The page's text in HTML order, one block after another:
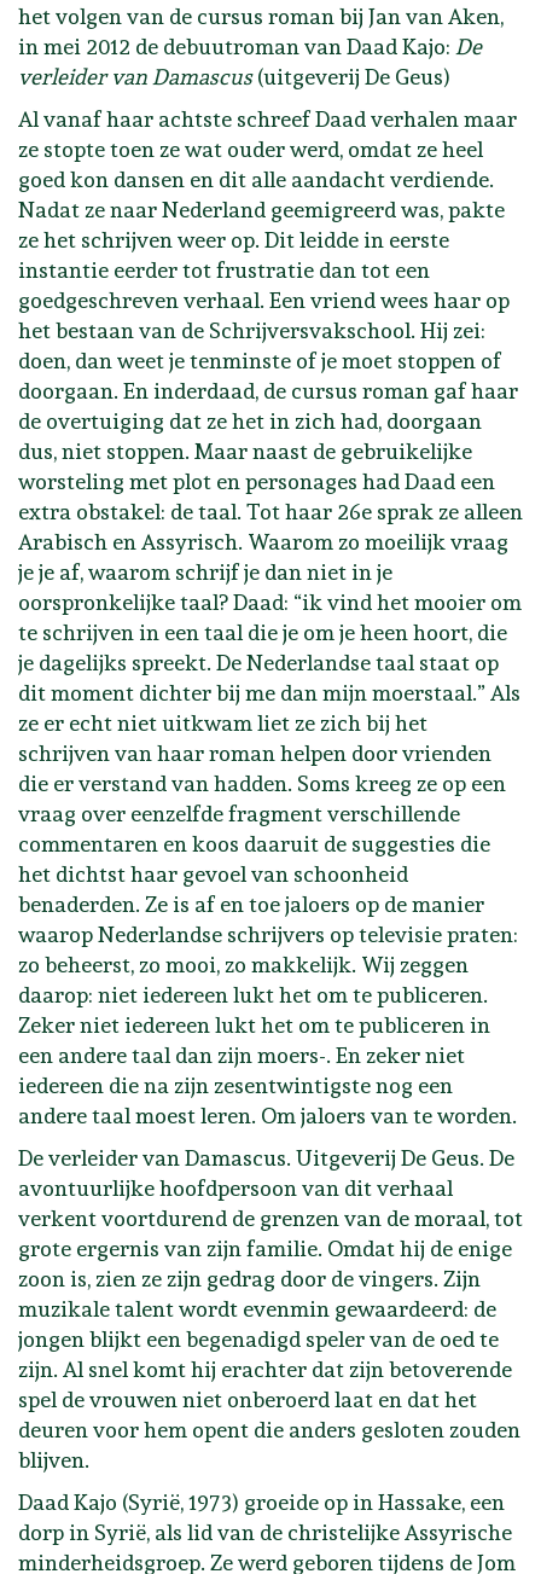
het volgen van de cursus roman bij Jan van Aken,
in mei 2012 de debuutroman van Daad Kajo: De
verleider van Damascus(uitgeverij De Geus)
Al vanaf haar achtste schreef Daad verhalen maar
ze stopte toen ze wat ouder werd, omdat ze heel
goed kon dansen en dit alle aandacht verdiende.
Nadat ze naar Nederland geemigreerd was, pakte
ze het schrijven weer op. Dit leidde in eerste
instantie eerder tot frustratie dan tot een
goedgeschreven verhaal. Een vriend wees haar op
het bestaan van de Schrijversvakschool. Hij zei:
doen, dan weet je tenminste of je moet stoppen of
doorgaan. En inderdaad, de cursus roman gaf haar
de overtuiging dat ze het in zich had, doorgaan
dus, niet stoppen. Maar naast de gebruikelijke
worsteling met plot en personages had Daad een
extra obstakel: de taal. Tot haar 26e sprak ze alleen
Arabisch en Assyrisch. Waarom zo moeilijk vraag
je je af, waarom schrijf je dan niet in je
oorspronkelijke taal? Daad: “ik vind het mooier om
te schrijven in een taal die je om je heen hoort, die
je dagelijks spreekt. De Nederlandse taal staat op
dit moment dichter bij me dan mijn moerstaal.” Als
ze er echt niet uitkwam liet ze zich bij het
schrijven van haar roman helpen door vrienden
die er verstand van hadden. Soms kreeg ze op een
vraag over eenzelfde fragment verschillende
commentaren en koos daaruit de suggesties die
het dichtst haar gevoel van schoonheid
benaderden. Ze is af en toe jaloers op de manier
waarop Nederlandse schrijvers op televisie praten:
zo beheerst, zo mooi, zo makkelijk. Wij zeggen
daarop: niet iedereen lukt het om te publiceren.
Zeker niet iedereen lukt het om te publiceren in
een andere taal dan zijn moers-. En zeker niet
iedereen die na zijn zesentwintigste nog een
andere taal moest leren. Om jaloers van te worden.
De verleider van Damascus. Uitgeverij De Geus. De
avontuurlijke hoofdpersoon van dit verhaal
verkent voortdurend de grenzen van de moraal, tot
grote ergernis van zijn familie. Omdat hij de enige
zoon is, zien ze zijn gedrag door de vingers. Zijn
muzikale talent wordt evenmin gewaardeerd: de
jongen blijkt een begenadigd speler van de oed te
zijn. Al snel komt hij erachter dat zijn betoverende
spel de vrouwen niet onberoerd laat en dat het
deuren voor hem opent die anders gesloten zouden
blijven.
Daad Kajo (Syrië, 1973) groeide op in Hassake, een
dorp in Syrië, als lid van de christelijke Assyrische
minderheidsgroep. Ze werd geboren tijdens de Jom